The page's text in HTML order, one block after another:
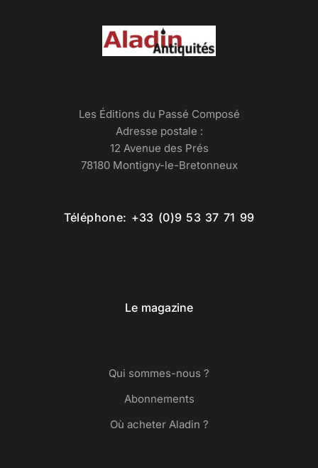
Les Éditions du Passé Composé
Adresse postale :
12 Avenue des Prés
78180 Montigny-le-Bretonneux
Téléphone: +33 (0)9 53 37 71 99
Le magazine
Qui sommes-nous ?
Abonnements
Où acheter Aladin ?